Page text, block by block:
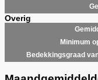
Overig
Minimum
Bedekkingsgraad